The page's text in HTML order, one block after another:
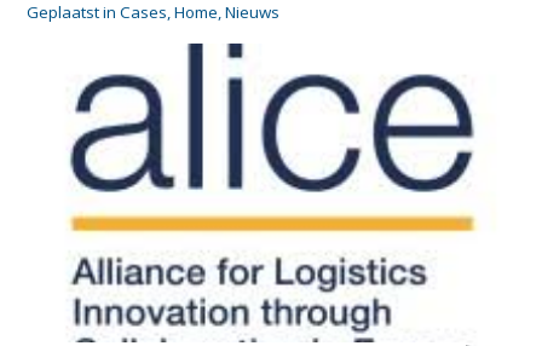
publishes
scientific
work
on
autonomous
shipping
on
inland
waterways"
Geplaatst inCases ,Home ,Nieuws